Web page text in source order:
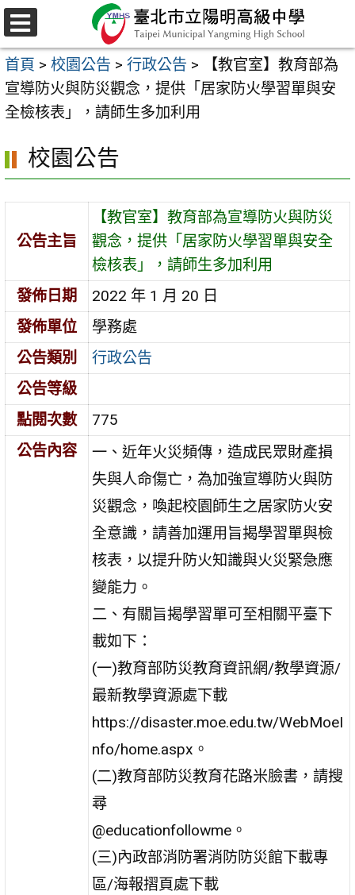
跳
至
主
要
內
區
選
單
首頁 > 校園公告 > 行政公告 >
【教官室】教育部為
宣導防火與防災觀念，提供「居家防火學習單與安
全檢核表」，請師生多加利用
校園公告
公告主旨
【教官室】教育部為宣導防火與防災
觀念，提供「居家防火學習單與安全
檢核表」，請師生多加利用
發佈日期
2022 年 1 月 20 日
發佈單位
學務處
公告類別
行政公告
公告等級
點閱次數
775
公告內容
一、近年火災頻傳，造成民眾財產損
失與人命傷亡，為加強宣導防火與防
災觀念，喚起校園師生之居家防火安
全意識，請善加運用旨揭學習單與檢
核表，以提升防火知識與火災緊急應
變能力。
二、有關旨揭學習單可至相關平臺下
載如下：
(一)教育部防災教育資訊網/教學資源/
最新教學資源處下載
https://disaster.moe.edu.tw/WebMoeI
nfo/home.aspx。
(二)教育部防災教育花路米臉書，請搜
尋
@educationfollowme。
(三)內政部消防署消防防災館下載專
區/海報摺頁處下載